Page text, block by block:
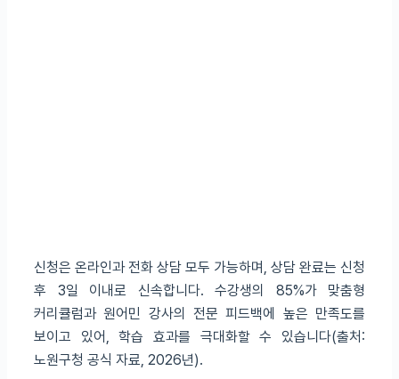
신청은 온라인과 전화 상담 모두 가능하며, 상담 완료는 신청
후 3일 이내로 신속합니다. 수강생의 85%가 맞춤형
커리큘럼과 원어민 강사의 전문 피드백에 높은 만족도를
보이고 있어, 학습 효과를 극대화할 수 있습니다(출처:
노원구청 공식 자료, 2026년).